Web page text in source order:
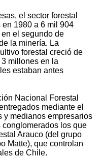
el sector forestal
1980 a 6 mil 904
el segundo de
la minería. La
forestal creció de
millones en la
estaban antes
Nacional Forestal
mediante el
y medianos empresarios
los que
Arauco (del grupo
Matte), que controlan
de Chile.